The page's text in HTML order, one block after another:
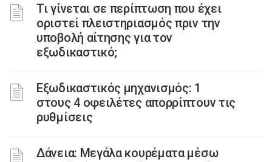
Τι γίνεται σε περίπτωση που έχει
οριστεί πλειστηριασμός πριν την
υποβολή αίτησης για τον
εξωδικαστικό;
Εξωδικαστικός μηχανισμός: 1
στους 4 οφειλέτες απορρίπτουν τις
ρυθμίσεις
Δάνεια: Μεγάλα κουρέματα μέσω